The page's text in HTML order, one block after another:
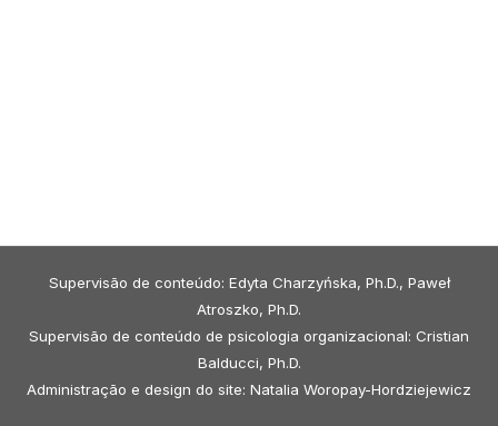
Supervisão de conteúdo: Edyta Charzyńska, Ph.D., Paweł
Atroszko, Ph.D.
Supervisão de conteúdo de psicologia organizacional: Cristian
Balducci, Ph.D.
Administração e design do site: Natalia Woropay-Hordziejewicz